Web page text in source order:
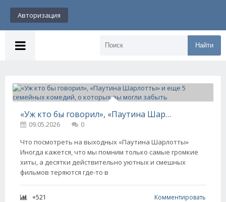
Авторизация
Найти
«Уж кто бы говорил», «Паутина Шарлотты» и еще 5 семейных комедий, о которых вы могли забыть
09.05.2026
0
Что посмотреть на выходных «Паутина Шарлотты»
Иногда кажется, что мы помним только самые громкие
хиты, а десятки действительно уютных и смешных
фильмов теряются где-то в
+521 Комментировать